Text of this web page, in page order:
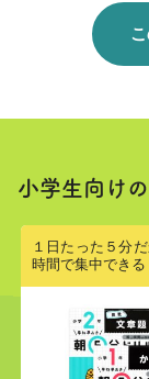
負の数を使
文字式 p.64
文字を使った
文字を使った
同じ文字どう
文字が2乗の
いろいろな文
小学生向け
１日たった５分
時間で集中できる